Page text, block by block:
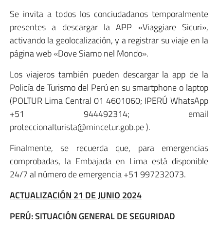
Se invita a todos los conciudadanos temporalmente
presentes a descargar la APP «Viaggiare Sicuri»,
activando la geolocalización, y a registrar su viaje en la
página web «Dove Siamo nel Mondo».
Los viajeros también pueden descargar la app de la
Policía de Turismo del Perú en su smartphone o laptop
(POLTUR Lima Central 01 4601060; IPERÚ WhatsApp
+51 944492314; email
proteccionalturista@mincetur.gob.pe ).
Finalmente, se recuerda que, para emergencias
comprobadas, la Embajada en Lima está disponible
24/7 al número de emergencia +51 997232073.
ACTUALIZACIÓN 21 DE JUNIO 2024
PERÚ: SITUACIÓN GENERAL DE SEGURIDAD